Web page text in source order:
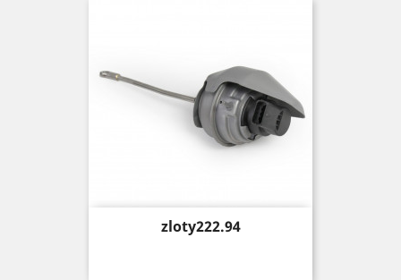
Price
zloty222.94